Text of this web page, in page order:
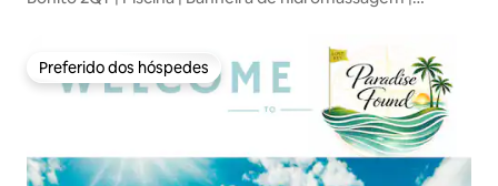
Preferido dos hóspedes
Preferido dos hóspedes